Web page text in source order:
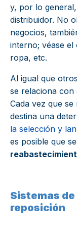
y, por lo
distribuidor. No
negocios,
interno; véase el
ropa, etc.
Al igual que
se relaciona con
Cada vez que
destina una
la selección y
es posible que
Sistemas
reposición